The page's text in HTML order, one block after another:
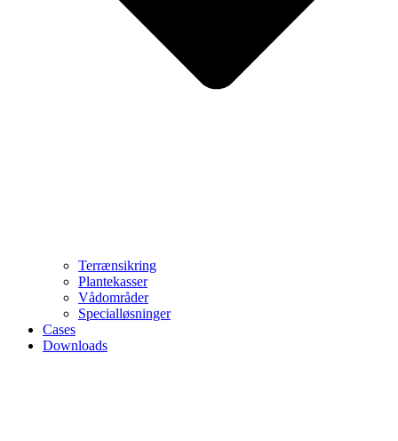
Terrænsikring
Plantekasser
Vådområder
Specialløsninger
Cases
Downloads